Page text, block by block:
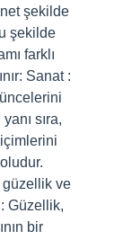
şekilde
şekilde
farklı
Sanat :
sıra,
güzellik ve
Güzellik,
bir